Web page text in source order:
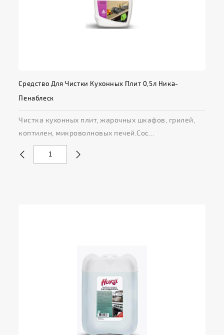
Средство Для Чистки Кухонных Плит 0,5л Ника-
Пенаблеск
Чистка кухонных плит, жарочных шкафов, грилей,
коптилен, микроволновых печей.Сос...